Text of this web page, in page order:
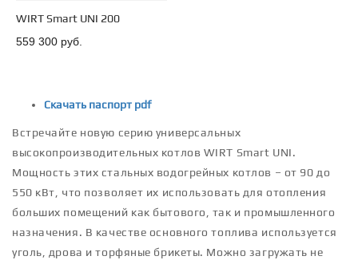
WIRT Smart UNI 200
559 300 руб.
Скачать паспорт pdf
Встречайте новую серию универсальных
высокопроизводительных котлов WIRT Smart UNI.
Мощность этих стальных водогрейных котлов – от 90 до
550 кВт, что позволяет их использовать для отопления
больших помещений как бытового, так и промышленного
назначения. В качестве основного топлива используется
уголь, дрова и торфяные брикеты. Можно загружать не